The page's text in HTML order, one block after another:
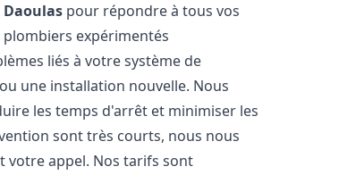
pour répondre à tous vos
expérimentés
liés à votre système de
une installation nouvelle. Nous
les temps d'arrêt et minimiser les
sont très courts, nous nous
votre appel. Nos tarifs sont